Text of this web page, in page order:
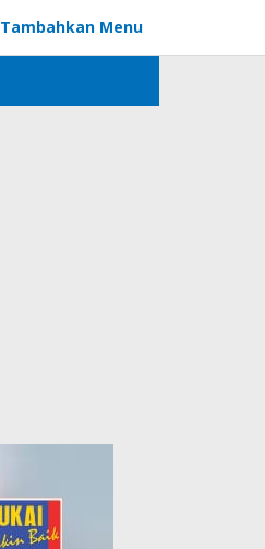
Tambahkan Menu